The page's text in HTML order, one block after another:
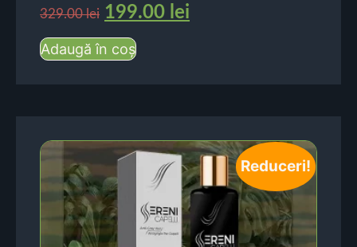
329.00lei 199.00 lei
Adaugă în coș
Reduceri!